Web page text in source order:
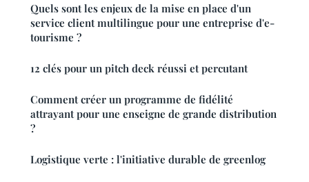
Quels sont les enjeux de la mise en place d'un
service client multilingue pour une entreprise d'e-
tourisme ?
12 clés pour un pitch deck réussi et percutant
Comment créer un programme de fidélité
attrayant pour une enseigne de grande distribution
?
Logistique verte : l'initiative durable de greenlog